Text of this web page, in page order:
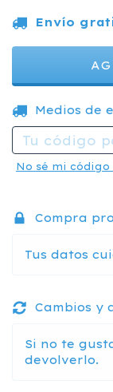
Envío
Entregas para
Medios de
No sé mi código
Compra
Tus datos
Cambios y
Si no te
devolverlo.